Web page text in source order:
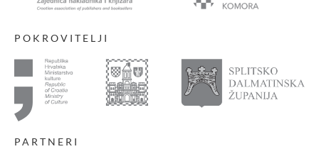
POKROVITELJI
PARTNERI